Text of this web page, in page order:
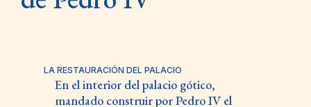
LA RESTAURACIÓN DEL PALACIO
En el interior del palacio gótico,
mandado construir por Pedro IV el